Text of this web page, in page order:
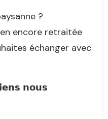
?
encore retraitée
échanger avec
𝗻𝗼𝘂𝘀